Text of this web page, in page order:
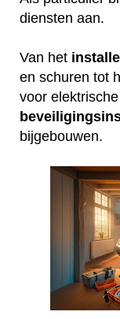
diensten aan.
Van het
en schuren tot
voor
bijgebouwen.